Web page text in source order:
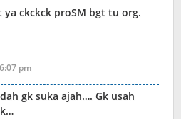
ckckck proSM bgt tu org.
pm
gk suka ajah…. Gk usah